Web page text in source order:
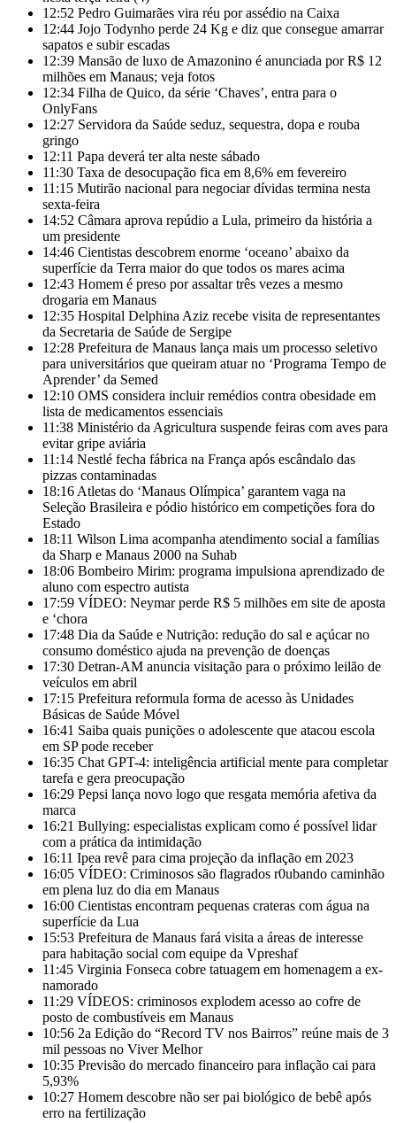
12:52 Pedro Guimarães vira réu por assédio na Caixa
12:44 Jojo Todynho perde 24 Kg e diz que consegue amarrar
sapatos e subir escadas
12:39 Mansão de luxo de Amazonino é anunciada por R$ 12
milhões em Manaus; veja fotos
12:34 Filha de Quico, da série ‘Chaves’, entra para o
OnlyFans
12:27 Servidora da Saúde seduz, sequestra, dopa e rouba
gringo
12:11 Papa deverá ter alta neste sábado
11:30 Taxa de desocupação fica em 8,6% em fevereiro
11:15 Mutirão nacional para negociar dívidas termina nesta
sexta-feira
14:52 Câmara aprova repúdio a Lula, primeiro da história a
um presidente
14:46 Cientistas descobrem enorme ‘oceano’ abaixo da
superfície da Terra maior do que todos os mares acima
12:43 Homem é preso por assaltar três vezes a mesmo
drogaria em Manaus
12:35 Hospital Delphina Aziz recebe visita de representantes
da Secretaria de Saúde de Sergipe
12:28 Prefeitura de Manaus lança mais um processo seletivo
para universitários que queiram atuar no ‘Programa Tempo de
Aprender’ da Semed
12:10 OMS considera incluir remédios contra obesidade em
lista de medicamentos essenciais
11:38 Ministério da Agricultura suspende feiras com aves para
evitar gripe aviária
11:14 Nestlé fecha fábrica na França após escândalo das
pizzas contaminadas
18:16 Atletas do ‘Manaus Olímpica’ garantem vaga na
Seleção Brasileira e pódio histórico em competições fora do
Estado
18:11 Wilson Lima acompanha atendimento social a famílias
da Sharp e Manaus 2000 na Suhab
18:06 Bombeiro Mirim: programa impulsiona aprendizado de
aluno com espectro autista
17:59 VÍDEO: Neymar perde R$ 5 milhões em site de aposta
e ‘chora
17:48 Dia da Saúde e Nutrição: redução do sal e açúcar no
consumo doméstico ajuda na prevenção de doenças
17:30 Detran-AM anuncia visitação para o próximo leilão de
veículos em abril
17:15 Prefeitura reformula forma de acesso às Unidades
Básicas de Saúde Móvel
16:41 Saiba quais punições o adolescente que atacou escola
em SP pode receber
16:35 Chat GPT-4: inteligência artificial mente para completar
tarefa e gera preocupação
16:29 Pepsi lança novo logo que resgata memória afetiva da
marca
16:21 Bullying: especialistas explicam como é possível lidar
com a prática da intimidação
16:11 Ipea revê para cima projeção da inflação em 2023
16:05 VÍDEO: Criminosos são flagrados r0ubando caminhão
em plena luz do dia em Manaus
16:00 Cientistas encontram pequenas crateras com água na
superfície da Lua
15:53 Prefeitura de Manaus fará visita a áreas de interesse
para habitação social com equipe da Vpreshaf
11:45 Virginia Fonseca cobre tatuagem em homenagem a ex-
namorado
11:29 VÍDEOS: criminosos explodem acesso ao cofre de
posto de combustíveis em Manaus
10:56 2a Edição do “Record TV nos Bairros” reúne mais de 3
mil pessoas no Viver Melhor
10:35 Previsão do mercado financeiro para inflação cai para
5,93%
10:27 Homem descobre não ser pai biológico de bebê após
erro na fertilização